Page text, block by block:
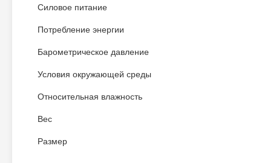
Силовое питание
Потребление энергии
Барометрическое давление
Условия окружающей среды
Относительная влажность
Вес
Размер